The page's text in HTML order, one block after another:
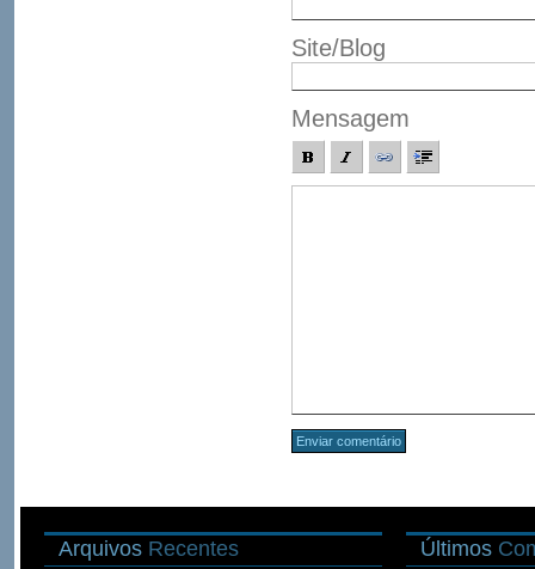
Site/Blog
Mensagem
Arquivos Recentes Últimos